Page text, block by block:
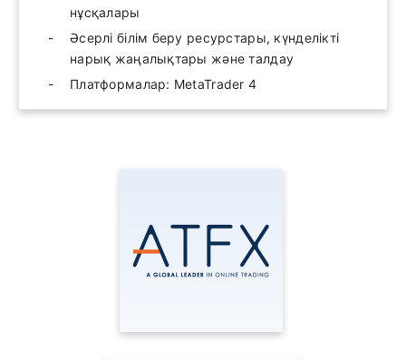
нұсқалары
Әсерлі білім беру ресурстары, күнделікті
нарық жаңалықтары және талдау
Платформалар: MetaTrader 4